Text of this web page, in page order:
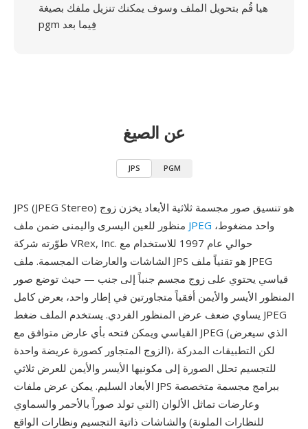
هيا قُم بتحويل الملف وسوف يمكنك تنزيل ملفك بصيغة
pgm فِيما بعد
عن الصيغ
JPS PGM
JPS (JPEG Stereo) هو تنسيق صور مجسمة ثلاثية الأبعاد يخزن زوج
JPEG
طوّرته شركة VRex, Inc. حوالي عام 1997 للاستخدام مع
الشاشات والعارضات المجسمة. ملف JPS هو تقنياً ملف JPEG
قياسي يحتوي على زوج مجسم جنباً إلى جنب — حيث توضع صور
المنظور الأيسر والأيمن أفقياً متجاورتين في إطار واحد، بعرض كامل
يساوي ضعف عرض المنظور الفردي. يستخدم الملف ضغط JPEG
القياسي ويمكن فتحه بأي عارض متوافق مع JPEG (الذي سيعرض
الزوج المتجاور كصورة عريضة واحدة)، لكن التطبيقات المدركة
للتجسيم تحلل الصورة إلى مكونيها الأيسر والأيمن للعرض ثلاثي
الأبعاد السليم. يمكن عرض ملفات JPS ببرامج مجسمة متخصصة
وعارضات تماثل الألوان (التي تولد صوراً بالأحمر والسماوي
للنظارات الملونة) والشاشات ذاتية التجسيم ونظارات الواقع